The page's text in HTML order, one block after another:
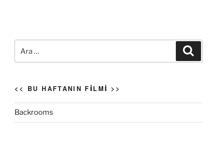
<< BU HAFTANIN FILMI >>
Backrooms